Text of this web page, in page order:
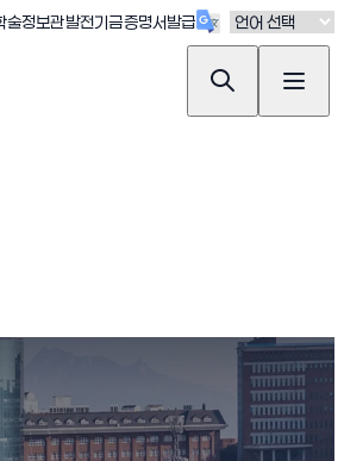
창 열림)
술정보관(새창 열림)
발전기금(새창 열림)
증명서발급(새창 열림)